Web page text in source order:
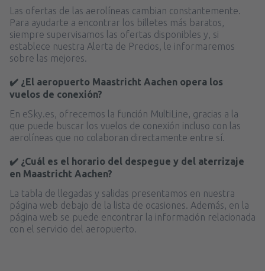
Las ofertas de las aerolíneas cambian constantemente.
Para ayudarte a encontrar los billetes más baratos,
siempre supervisamos las ofertas disponibles y, si
establece nuestra Alerta de Precios, le informaremos
sobre las mejores.
✔️ ¿El aeropuerto Maastricht Aachen opera los
vuelos de conexión?
En eSky.es, ofrecemos la función MultiLine, gracias a la
que puede buscar los vuelos de conexión incluso con las
aerolíneas que no colaboran directamente entre sí.
✔️ ¿Cuál es el horario del despegue y del aterrizaje
en Maastricht Aachen?
La tabla de llegadas y salidas presentamos en nuestra
página web debajo de la lista de ocasiones. Además, en la
página web se puede encontrar la información relacionada
con el servicio del aeropuerto.